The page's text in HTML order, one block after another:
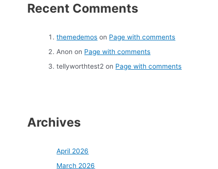
Recent Comments
themedemos on Page with comments
Anon on Page with comments
tellyworthtest2 on Page with comments
Archives
April 2026
March 2026